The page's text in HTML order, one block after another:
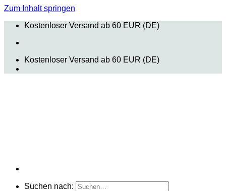
Zum Inhalt springen
Kostenloser Versand ab 60 EUR (DE)
Kostenloser Versand ab 60 EUR (DE)
Suchen nach: